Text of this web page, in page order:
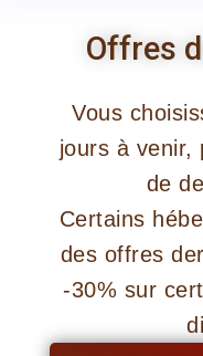
Offres
Vous
jours à venir,
de
Certains
des offres
-30% sur